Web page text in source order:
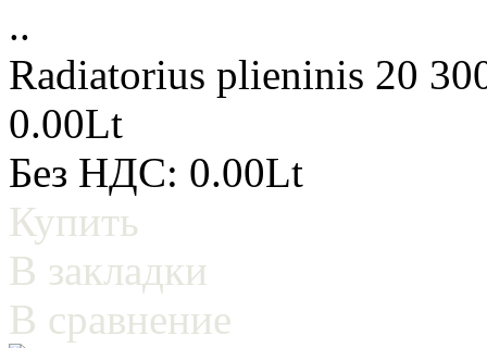
..
Radiatorius plieninis 20
0.00Lt
Без НДС: 0.00Lt
Купить
В закладки
В сравнение